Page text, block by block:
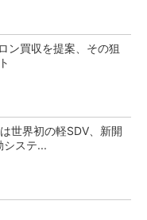
ン買収を提案、その狙
世界初の軽SDV、新開
システ...